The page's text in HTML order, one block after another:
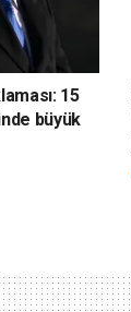
15
büyük